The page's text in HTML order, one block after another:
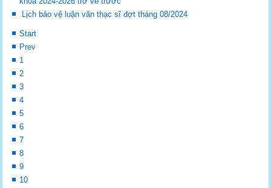
Lịch bảo vệ luận văn thạc sĩ đợt tháng 08/2024
Start
Prev
1
2
3
4
5
6
7
8
9
10